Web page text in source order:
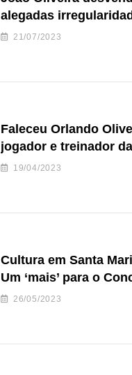
alegadas
de Freguesia S. João
21/07/2023
Faleceu Orlando
jogador e treinador
de andebol do
19/04/2023
Cultura em Santa
Um ‘mais’ para o
26/05/2023